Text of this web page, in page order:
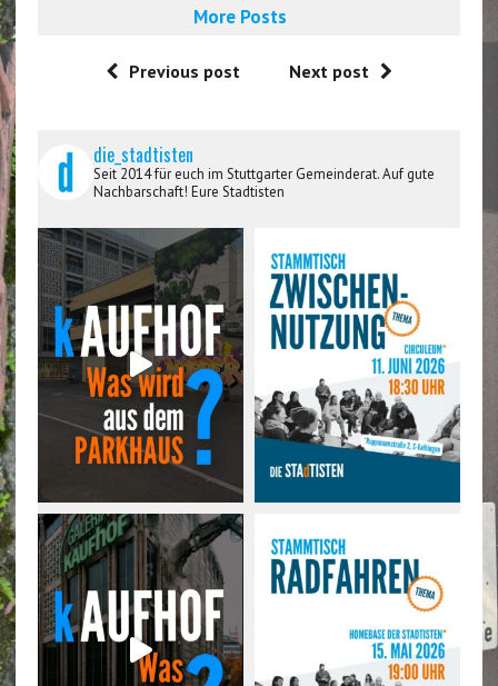
More Posts
Previous post Next post
die_stadtisten
Seit 2014 für euch im Stuttgarter Gemeinderat. Auf gute
Nachbarschaft! Eure Stadtisten